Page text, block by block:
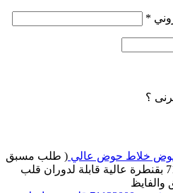
*
؟
خلاط حوض عالي ( طلب مسبق
) خلاط حوض نوفوس 71126000 بقنطرة عالية قابلة لدوران قلب
والفايظ